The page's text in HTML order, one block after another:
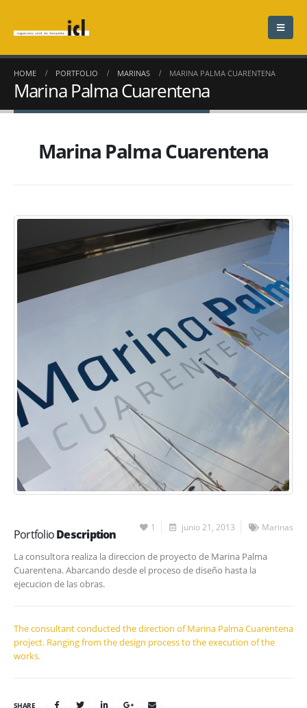
HOME PORTFOLIO MARINAS MARINA PALMA CUARENTENA
Marina Palma Cuarentena
Marina Palma Cuarentena
PortfolioDescription 1 junio 21, 2013 Marinas
La consultora realiza la direccion de proyecto de Marina Palma
Cuarentena. Abarcando desde el proceso de diseño hasta la
ejecucion de las obras.
The consultant conducted the direction of Marina Palma Cuarentena
project. Ranging from the design process to the execution of the
works.
SHARE